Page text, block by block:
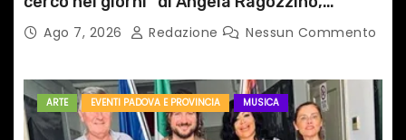
medico primario di Capua
Ago 7, 2026 Redazione Nessun Commento
ARTE EVENTI PADOVA E PROVINCIA MUSICA